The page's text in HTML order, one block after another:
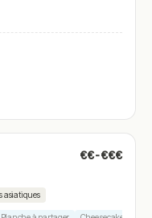
€€-€€€
asiatiques